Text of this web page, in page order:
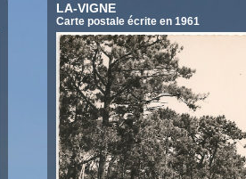
LA-VIGNE
Carte postale écrite en 1961